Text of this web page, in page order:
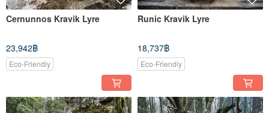
Cernunnos Kravik Lyre
23,942฿
Eco-Friendly
Runic Kravik Lyre
18,737฿
Eco-Friendly